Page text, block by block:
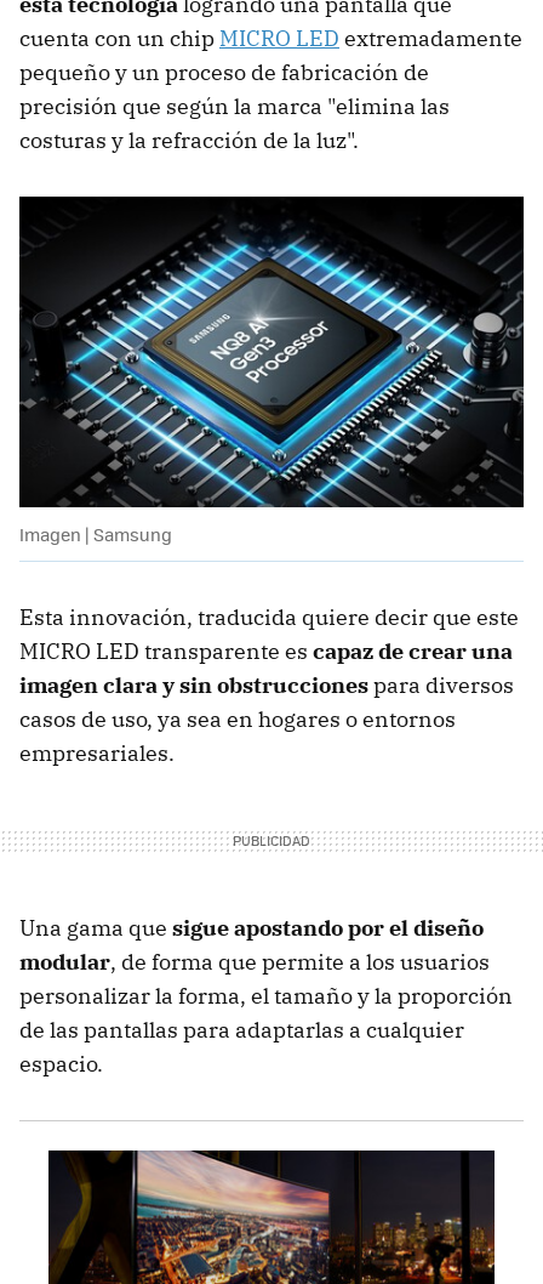
cuenta con un chip MICRO LED extremadamente
pequeño y un proceso de fabricación de
precisión que según la marca "elimina las
costuras y la refracción de la luz".
Imagen | Samsung
Esta innovación, traducida quiere decir que este
MICRO LED transparente es capaz de crear una
imagen clara y sin obstruccionespara diversos
casos de uso, ya sea en hogares o entornos
empresariales.
Una gama que sigue apostando por el diseño
modular, de forma que permite a los usuarios
personalizar la forma, el tamaño y la proporción
de las pantallas para adaptarlas a cualquier
espacio.